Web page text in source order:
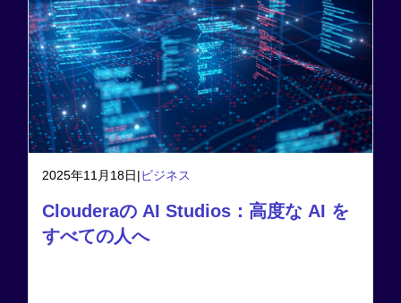
2025年11月18日|ビジネス
Clouderaの AI Studios：高度な AI を
すべての人へ